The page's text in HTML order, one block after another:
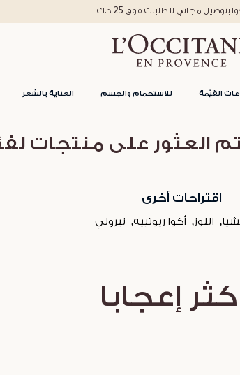
القيّمة للاستحمام والجسم العناية بالشعر
بتوصيل مجاني للطلبات فوق 25 د.ك
اقتراحات أخرى
اللوز أكوا ريوتييه نيرولي
إعجابا